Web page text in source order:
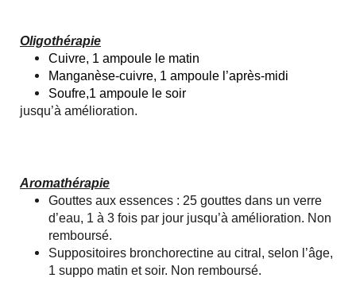
Oligothérapie
Cuivre, 1 ampoule le matin
Manganèse-cuivre, 1 ampoule l’après-midi
Soufre,1 ampoule le soir
jusqu’à amélioration.
Aromathérapie
Gouttes aux essences : 25 gouttes dans un verre
d’eau, 1 à 3 fois par jour jusqu’à amélioration. Non
remboursé.
Suppositoires bronchorectine au citral, selon l’âge,
1 suppo matin et soir. Non remboursé.